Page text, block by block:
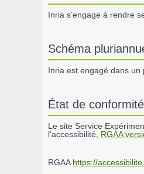
Inria s’engage à rendre
Schéma
Inria est engagé dans un
État de
Le site Service
l’accessibilité, RGAA
RGAA https://